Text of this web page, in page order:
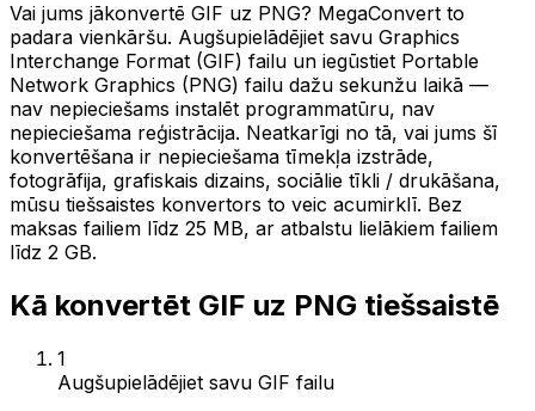
Vai jums jākonvertē GIF uz PNG? MegaConvert to
padara vienkāršu. Augšupielādējiet savu Graphics
Interchange Format (GIF) failu un iegūstiet Portable
Network Graphics (PNG) failu dažu sekunžu laikā —
nav nepieciešams instalēt programmatūru, nav
nepieciešama reģistrācija. Neatkarīgi no tā, vai jums šī
konvertēšana ir nepieciešama tīmekļa izstrāde,
fotogrāfija, grafiskais dizains, sociālie tīkli / drukāšana,
mūsu tiešsaistes konvertors to veic acumirklī. Bez
maksas failiem līdz 25 MB, ar atbalstu lielākiem failiem
līdz 2 GB.
Kā konvertēt GIF uz PNG tiešsaistē
1
Augšupielādējiet savu GIF failu